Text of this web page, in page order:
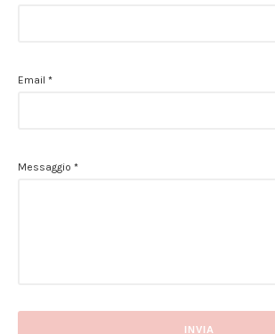
Email *
Messaggio *